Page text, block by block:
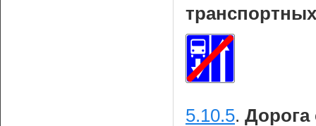
5.10.5. Дорога